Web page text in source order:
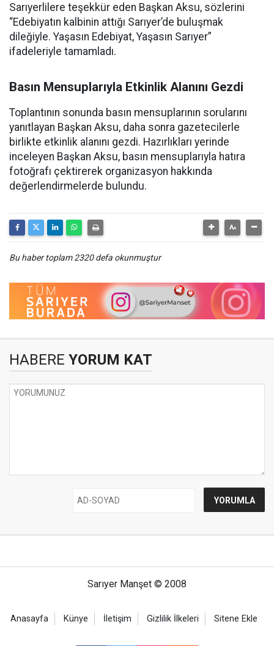
Sarıyerlilere teşekkür eden Başkan Aksu, sözlerini
“Edebiyatın kalbinin attığı Sarıyer’de buluşmak
dileğiyle. Yaşasın Edebiyat, Yaşasın Sarıyer”
ifadeleriyle tamamladı.
Basın Mensuplarıyla Etkinlik Alanını Gezdi
Toplantının sonunda basın mensuplarının sorularını
yanıtlayan Başkan Aksu, daha sonra gazetecilerle
birlikte etkinlik alanını gezdi. Hazırlıkları yerinde
inceleyen Başkan Aksu, basın mensuplarıyla hatıra
fotoğrafı çektirerek organizasyon hakkında
değerlendirmelerde bulundu.
Bu haber toplam 2320 defa okunmuştur
HABERE YORUM KAT
Sarıyer Manşet © 2008
Anasayfa Künye İletişim Gizlilik İlkeleri Sitene Ekle